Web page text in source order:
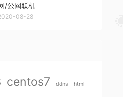
/公网联机
08-28
centos7 ddns html